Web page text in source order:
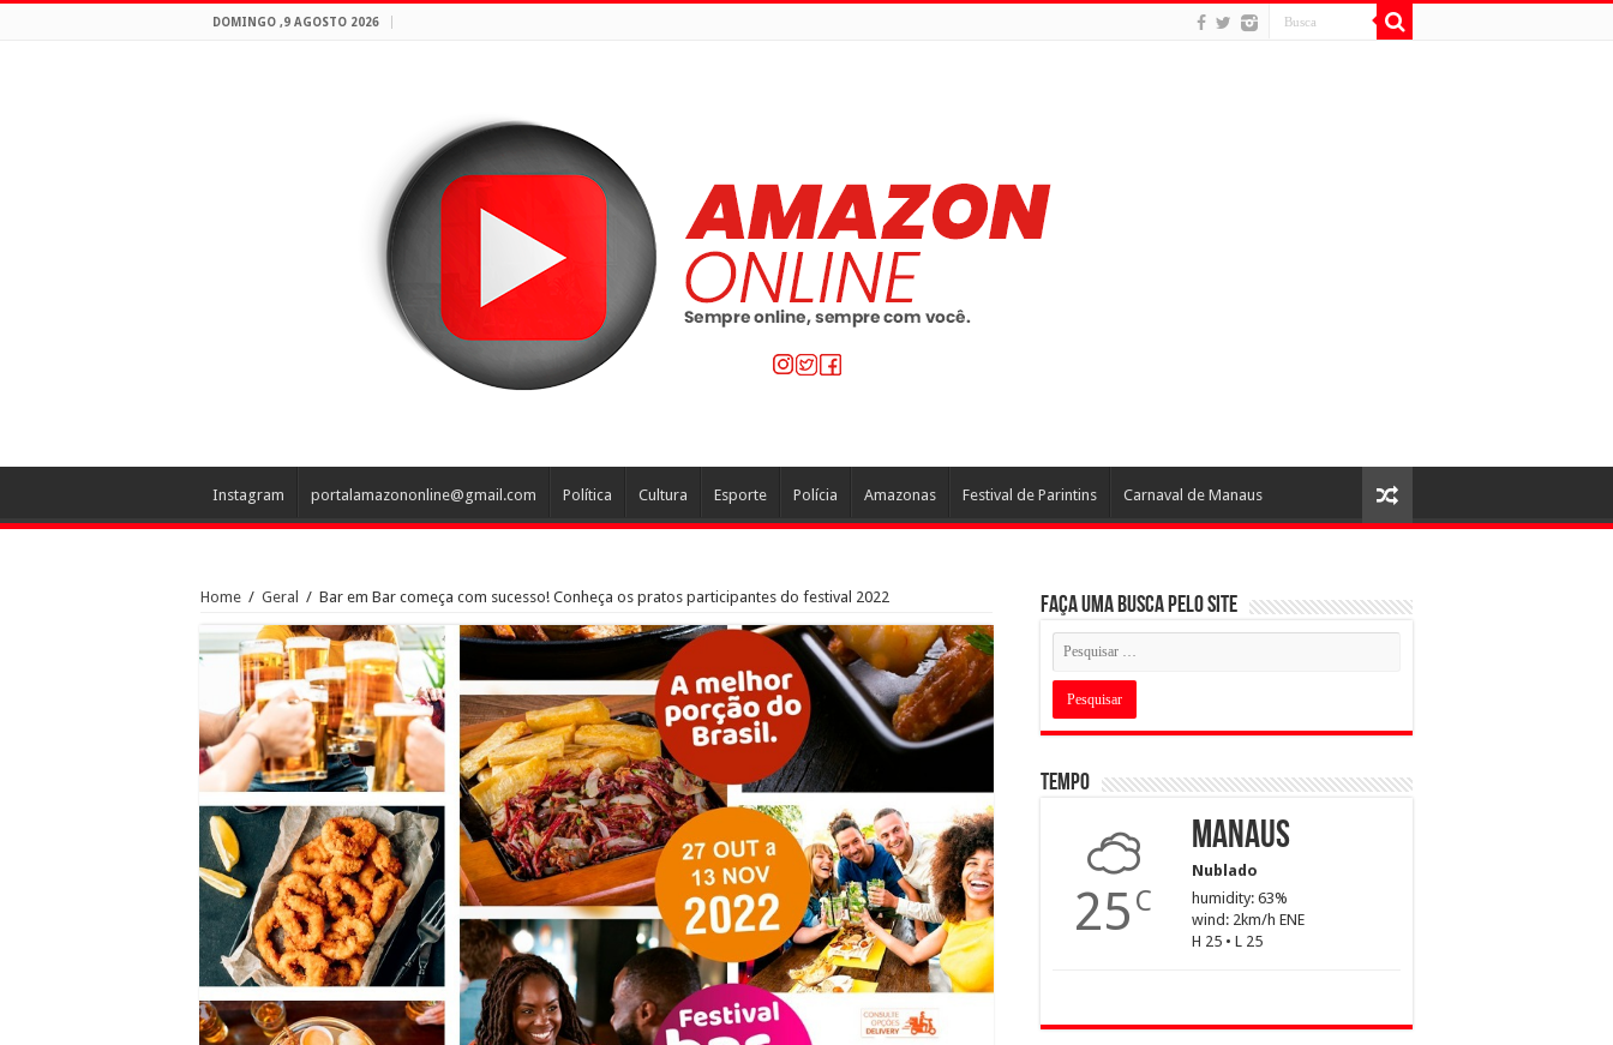
DOMINGO ,9 AGOSTO 2026
Instagram portalamazononline@gmail.com Política Cultura Esporte Polícia Amazonas Festival de Parintins Carnaval de Manaus
Home / Geral / Bar em Bar começa com sucesso! Conheça os pratos participantes do festival 2022 Faça uma busca pelo Site
Tempo
25 C
Manaus
Nublado
humidity: 63%
wind: 2km/h ENE
H 25 • L 25